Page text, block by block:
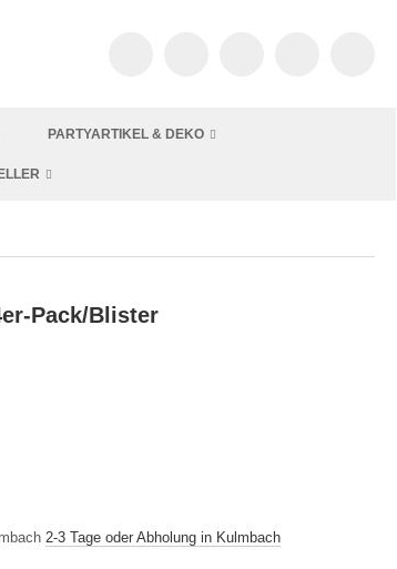
PARTYARTIKEL & DEKO
Pack/Blister
2-3 Tage oder Abholung in Kulmbach